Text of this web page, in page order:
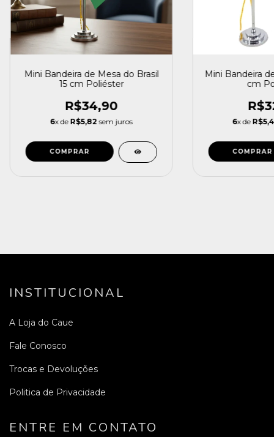
Mini Bandeira de Mesa do Brasil
15 cm Poliéster
R$34,90
6x de R$5,82 sem juros
Mini Bandeira
cm
6x de
INSTITUCIONAL
A Loja do Caue
Fale Conosco
Trocas e Devoluções
Politica de Privacidade
ENTRE EM CONTATO